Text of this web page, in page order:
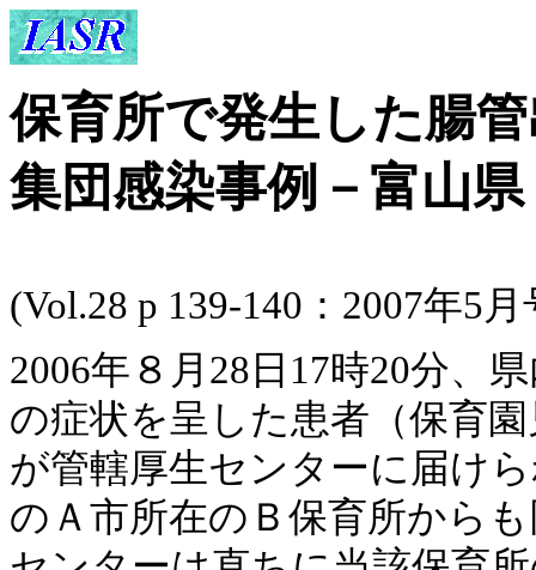
保育所で発生した腸
集団感染事例－富山県
(Vol.28 p 139-140：2007年5月
2006年８月28日17時20分、
の症状を呈した患者（保育
が管轄厚生センターに届け
のＡ市所在のＢ保育所から